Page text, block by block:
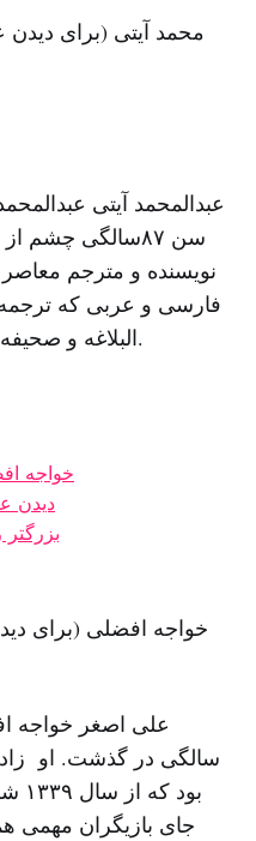
محمد آیتی (برای
سن ۸۷سالگی
نویسنده و مترجم
فارسی و عربی که
البلاغه و صحیفه سجادیه را منتشر کرده است.
خواجه افضلی (برای
جای بازیگران مهمی